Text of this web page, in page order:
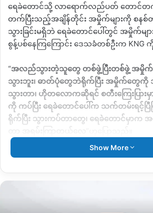
ရေခဲတောင်သို့ လာရောက်လည်ပတ် တောင်တ
တက်ပြီးသည့်အချိန်တိုင်း အမှိုက်များကို စန
သွားခြင်းမရှိဘဲ ရေခဲတောင်ပေါ်တွင် အမှိုက်မျာ
စွန့်ပစ်နေကြကြောင်း ဒေသခံတစ်ဦးက KNG
“အလည်သွားတဲ့သူတွေ တစ်ဖွဲ့ပြီးတစ်ဖွဲ့ အမှို
သွားဘူး၊ ဓာတ်ပုံတွေဘဲရိုက်ပြီး အမှိုက်တွေ
သွားတာ၊ ဟိုတလောကဆိုရင် စတီးကြေးပြာ
ကို ကပ်ပြီး ရေခဲတောင်ပေါ်က သက်တမ်းရင့်ပြီ
ရိုက်ပြီး သွားကပ်တာတွေ၊ ရေခဲတောင်မှာက
ရေခဲတောင် အတက်အဆင်းလုပ်နေသည့် ဒေသ
သော်လည်း နောက်ပိုင်းတွင် ရေခဲတောင်သို့ တေ
Show More